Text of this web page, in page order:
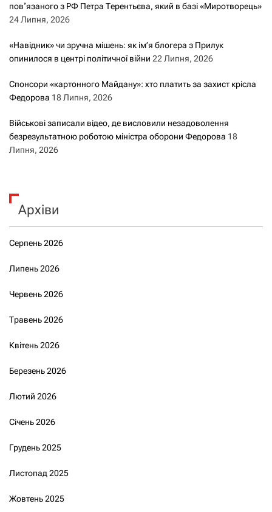
повʼязаного з РФ Петра Терентьєва, який в базі «Миротворець»
24 Липня, 2026
«Навідник» чи зручна мішень: як ім’я блогера з Прилук
опинилося в центрі політичної війни 22 Липня, 2026
Спонсори «картонного Майдану»: хто платить за захист крісла
Федорова 18 Липня, 2026
Військові записали відео, де висловили незадоволення
безрезультатною роботою міністра оборони Федорова 18
Липня, 2026
Архіви
Серпень 2026
Липень 2026
Червень 2026
Травень 2026
Квітень 2026
Березень 2026
Лютий 2026
Січень 2026
Грудень 2025
Листопад 2025
Жовтень 2025